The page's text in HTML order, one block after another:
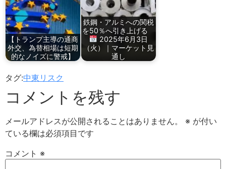
【トランプ主導の通商
外交、為替相場は短期
的なノイズに警戒】
鉄鋼・アルミへの関税
を50％へ引き上げる
2025年6月3日
（火）｜マーケット見
通し
タグ:中東リスク
コメントを残す
メールアドレスが公開されることはありません。 ※ が付い
ている欄は必須項目です
コメント ※